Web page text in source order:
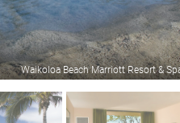
Waikoloa Beach Marriott Resort &